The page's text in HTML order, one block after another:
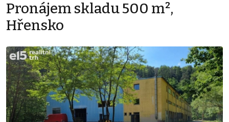
Pronájem skladu 500 m²,
Hřensko